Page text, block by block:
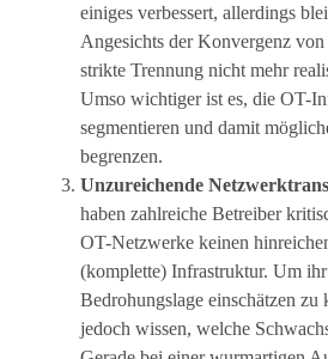
einiges verbessert, allerdings
Angesichts der Konvergenz
strikte Trennung nicht mehr
Umso wichtiger ist es, die OT-
segmentieren und damit
begrenzen.
Unzureichende
haben zahlreiche Betreiber
OT-Netzwerke keinen
(komplette) Infrastruktur. Um
Bedrohungslage einschätzen zu
jedoch wissen, welche